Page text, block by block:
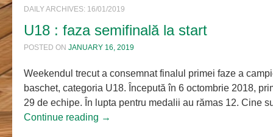
DAILY ARCHIVES: 16/01/2019
U18 : faza semifinală la start
POSTED ON JANUARY 16, 2019
Weekendul trecut a consemnat finalul primei faze a
baschet, categoria U18. Începută în 6 octombrie 2018,
29 de echipe. În lupta pentru medalii au rămas 12. Cine
Continue reading →